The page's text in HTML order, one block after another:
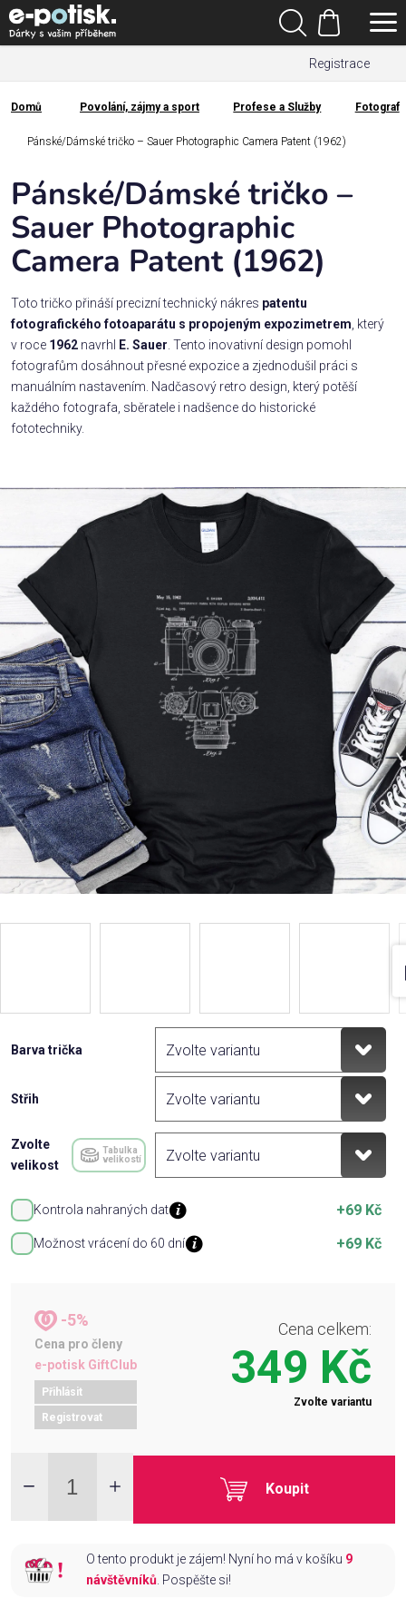
Přejít
na
obsah
Registrace
Hledat
Nákupní
košík
Kategorie
Dárek
pro
Rodina
Láska
Povolání,
zájmy a
sport
Kolekce
Oblečení
Přihlášení
Domů
Domů Povolání, zájmy a sport Profese a Služby Fotograf
Pánské/Dámské tričko – Sauer Photographic Camera Patent (1962)
Barva trička
Střih
Zvolte
velikost
Tabulka
velikostí
Kontrola nahraných dat +69 Kč
Možnost vrácení do 60 dní +69 Kč
-5%
Cena pro členy
e-potisk GiftClub
Přihlásit
Registrovat
Cena celkem:
349 Kč
Zvolte variantu
Koupit
O tento produkt je zájem! Nyní ho má v košíku 9
návštěvníků. Pospěšte si!
Pánské/Dámské tričko –
Sauer Photographic
Camera Patent (1962)
Toto tričko přináší precizní technický nákres patentu
fotografického fotoaparátu s propojeným expozimetrem , který
v roce 1962 navrhl E. Sauer . Tento inovativní design pomohl
fotografům dosáhnout přesné expozice a zjednodušil práci s
manuálním nastavením. Nadčasový retro design, který potěší
každého fotografa, sběratele i nadšence do historické
fototechniky.